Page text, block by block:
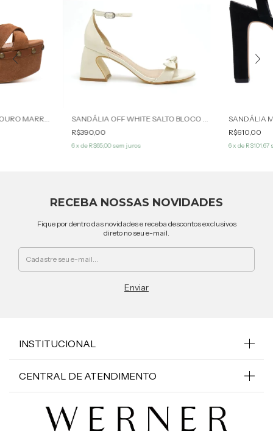
SANDÁLIA MEIA PATA COURO MARROM CARAMELO SAVANNA WERNER
SANDÁLIA OFF WHITE SALTO BLOCO RENATA WERNER
R$390,00
6x deR$65,00sem juros
R$610,00
6x de R$101,67
RECEBA NOSSAS NOVIDADES
Fique por dentro das novidades e receba descontos exclusivos
direto no seu e-mail.
INSTITUCIONAL
CENTRAL DE ATENDIMENTO